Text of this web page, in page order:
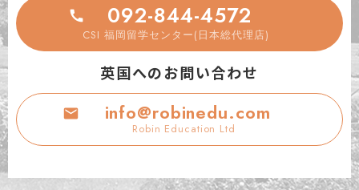
092-844-4572
CSI 福岡留学センター(日本総代理店)
英国へのお問い合わせ
info@robinedu.com
Robin Education Ltd